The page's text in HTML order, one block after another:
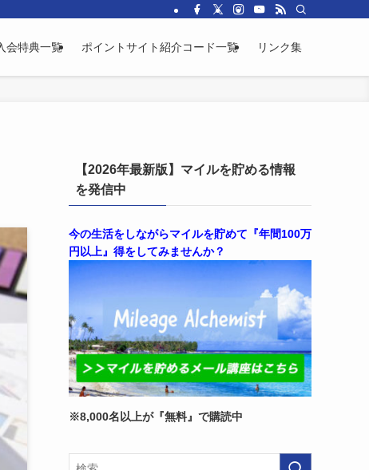
会特典一覧 ポイントサイト紹介コード一覧 リンク集
【2026年最新版】マイルを貯める情報
を発信中
今の生活をしながらマイルを貯めて『年間100万
円以上』得をしてみませんか？
※8,000名以上が『無料』で購読中